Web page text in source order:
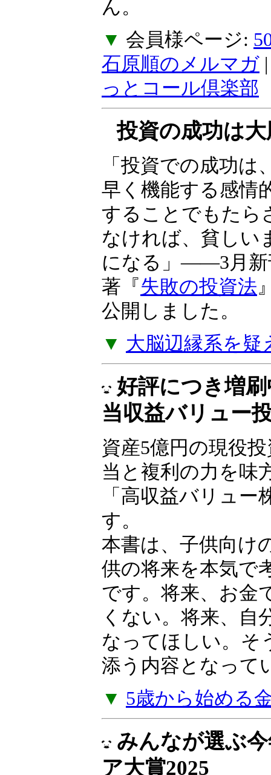
ご不便をおかけし
ん。
▼会員様ページ:
石原順のメルマガ
っとコール倶楽部
投資の成功は
る
「投資での成功は
常に素早く機能す
制御することでも
できなければ、貧
ことになる」――3
ルツ著『失敗の投
ジを公開しました
▼ 大脳辺縁系を疑
好評につき増刷
当収益バリュー
資産5億円の現役
が配当と複利の力
産を育てた「高収
法」を明かします
本書は、子供向け
供の将来を本気で
です。将来、お金
くない。将来、自
なってほしい。そ
添う内容となって
▼ 5歳から始める